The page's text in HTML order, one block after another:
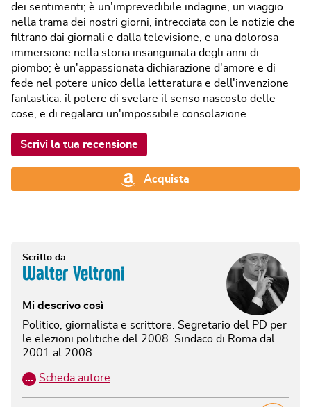
dei sentimenti; è un'imprevedibile indagine, un viaggio
nella trama dei nostri giorni, intrecciata con le notizie che
filtrano dai giornali e dalla televisione, e una dolorosa
immersione nella storia insanguinata degli anni di
piombo; è un'appassionata dichiarazione d'amore e di
fede nel potere unico della letteratura e dell'invenzione
fantastica: il potere di svelare il senso nascosto delle
cose, e di regalarci un'impossibile consolazione.
Scrivi la tua recensione
Acquista
Scritto da
Walter Veltroni
Mi descrivo così
Politico, giornalista e scrittore. Segretario del PD per
le elezioni politiche del 2008. Sindaco di Roma dal
2001 al 2008.
… Scheda autore